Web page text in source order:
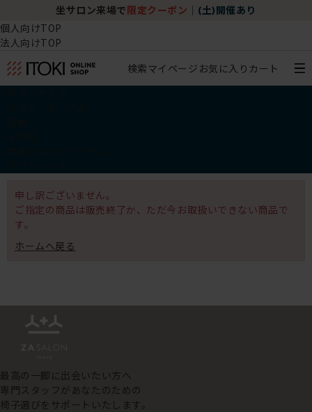
坐サロン来場で 限定クーポン (土)開催あり
個人向けTOP
法人向けTOP
検索マイページ お気に入り カート
申し訳ございません。
ご指定の商品は販売終了か、ただ今お取扱いできない商品で
す。
ホームへ戻る
最高の一脚に出会いたい方へ
専門スタッフがあなたのための
椅子選びをサポートいたします。